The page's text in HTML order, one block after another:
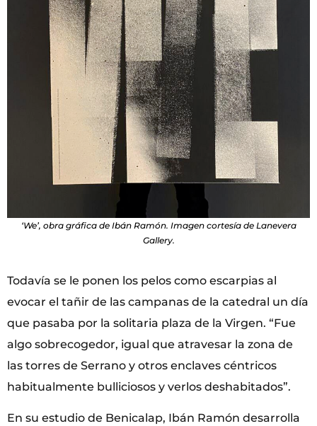
‘We’, obra gráfica de Ibán Ramón. Imagen cortesía de Lanevera
Gallery.
Todavía se le ponen los pelos como escarpias al
evocar el tañir de las campanas de la catedral un día
que pasaba por la solitaria plaza de la Virgen. “Fue
algo sobrecogedor, igual que atravesar la zona de
las torres de Serrano y otros enclaves céntricos
habitualmente bulliciosos y verlos deshabitados”.
En su estudio de Benicalap, Ibán Ramón desarrolla